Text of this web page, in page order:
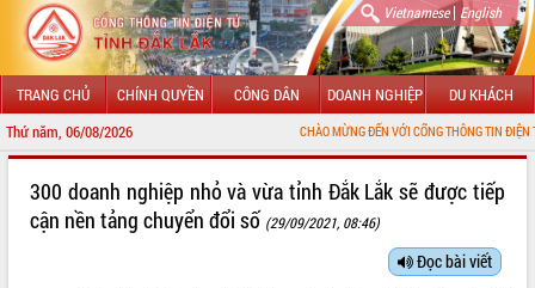
Vietnamese| English
TRANG CHỦ CHÍNH QUYỀN CÔNG DÂN DOANH NGHIỆP DU KHÁCH
Thứ năm, 06/08/2026 CHÀO MỪNG ĐẾN VỚI CỔNG THÔNG TIN ĐIỆN TỬ TỈNH ĐẮK
LÃNH ĐẠO UBND TỈNH
300 doanh nghiệp nhỏ và vừa tỉnh Đắk Lắk sẽ được tiếp
cận nền tảng chuyển đổi số (29/09/2021, 08:46)
Đọc bài viết